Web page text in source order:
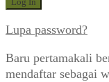
Lupa password?
Baru pertamakali
mendaftar sebagai